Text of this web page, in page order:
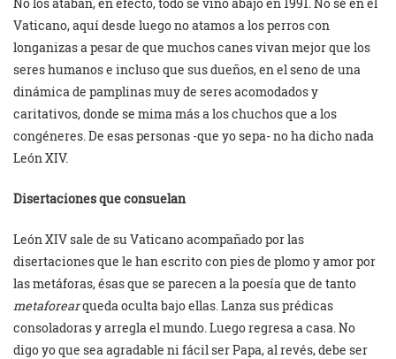
Vaticano, aquí desde luego no atamos a los perros con
longanizas a pesar de que muchos canes vivan mejor que los
seres humanos e incluso que sus dueños, en el seno de una
dinámica de pamplinas muy de seres acomodados y
caritativos, donde se mima más a los chuchos que a los
congéneres. De esas personas -que yo sepa- no ha dicho nada
León XIV.
Disertaciones que consuelan
León XIV sale de su Vaticano acompañado por las
disertaciones que le han escrito con pies de plomo y amor por
las metáforas, ésas que se parecen a la poesía que de tanto
metaforearqueda oculta bajo ellas. Lanza sus prédicas
consoladoras y arregla el mundo. Luego regresa a casa. No
digo yo que sea agradable ni fácil ser Papa, al revés, debe ser